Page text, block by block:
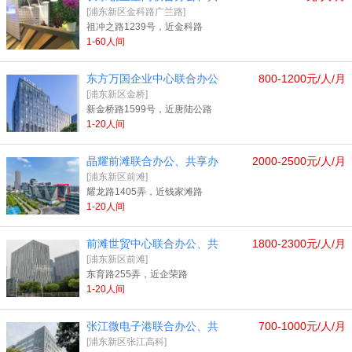
[浦东新区金科路广兰路]
祖冲之路1239号，近金科路
1-60人间
800-1200元/人/月
东方万国企业中心联合办公
[浦东新区金桥]
新金桥路1599号，近唐陆公路
1-20人间
2000-2500元/人/月
晶耀前滩联合办公、共享办
[浦东新区前滩]
耀龙路1405弄，近钱家滩路
1-20人间
1800-2300元/人/月
前滩世贸中心联合办公、共
[浦东新区前滩]
东育路255弄，近企荣路
1-20人间
700-1000元/人/月
张江微电子港联合办公、共
[浦东新区张江高科]